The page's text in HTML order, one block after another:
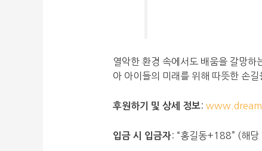
열악한 환경 속에서도 배움을 갈망하
아 아이들의 미래를 위해 따뜻한 손길
후원하기 및 상세 정보:
입금 시 입금자: “홍길동+188” (해당